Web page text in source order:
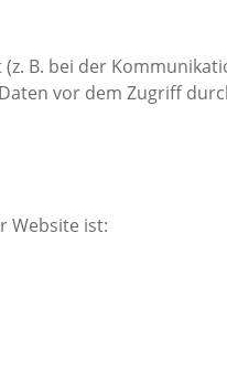
B. bei der
vor dem Zugriff
Website ist: